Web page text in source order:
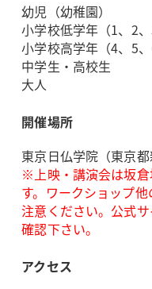
幼児（幼稚園）
小学校低学年（1、2、
小学校高学年（4、5、
中学生・高校生
大人
開催場所
東京日仏学院（東京
※上映・講演会は坂
す。ワークショップ
注意ください。公式
確認下さい。
アクセス